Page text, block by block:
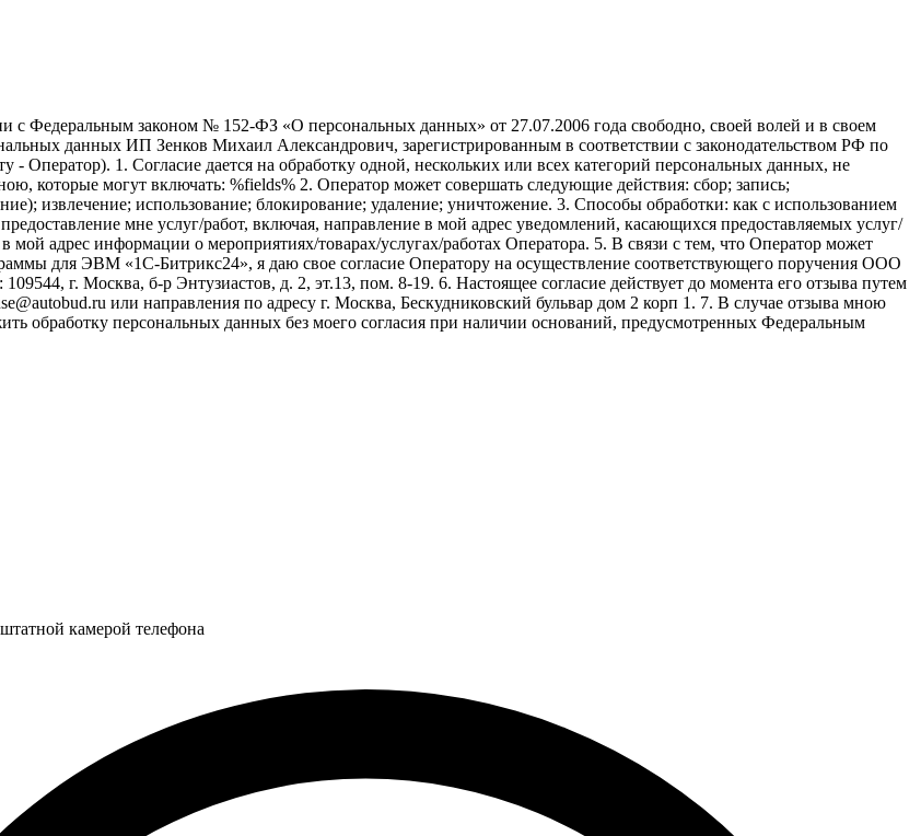
с Федеральным законом № 152-ФЗ «О персональных данных» от 27.07.2006 года свободно, своей волей и в своем
данных ИП Зенков Михаил Александрович, зарегистрированным в соответствии с законодательством РФ по
- Оператор). 1. Согласие дается на обработку одной, нескольких или всех категорий персональных данных, не
которые могут включать: %fields% 2. Оператор может совершать следующие действия: сбор; запись;
извлечение; использование; блокирование; удаление; уничтожение. 3. Способы обработки: как с использованием
мне услуг/работ, включая, направление в мой адрес уведомлений, касающихся предоставляемых услуг/
мой адрес информации о мероприятиях/товарах/услугах/работах Оператора. 5. В связи с тем, что Оператор может
для ЭВМ «1С-Битрикс24», я даю свое согласие Оператору на осуществление соответствующего поручения ООО
г. Москва, б-р Энтузиастов, д. 2, эт.13, пом. 8-19. 6. Настоящее согласие действует до момента его отзыва путем
или направления по адресу г. Москва, Бескудниковский бульвар дом 2 корп 1. 7. В случае отзыва мною
обработку персональных данных без моего согласия при наличии оснований, предусмотренных Федеральным
камерой телефона